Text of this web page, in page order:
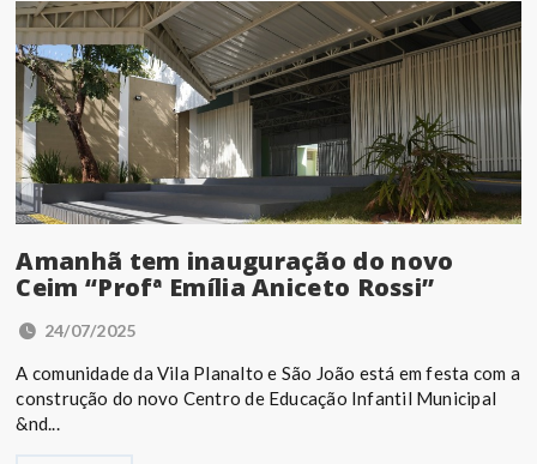
Amanhã tem inauguração do novo
Ceim “Profª Emília Aniceto Rossi”
24/07/2025
A comunidade da Vila Planalto e São João está em festa com a
construção do novo Centro de Educação Infantil Municipal
&nd...